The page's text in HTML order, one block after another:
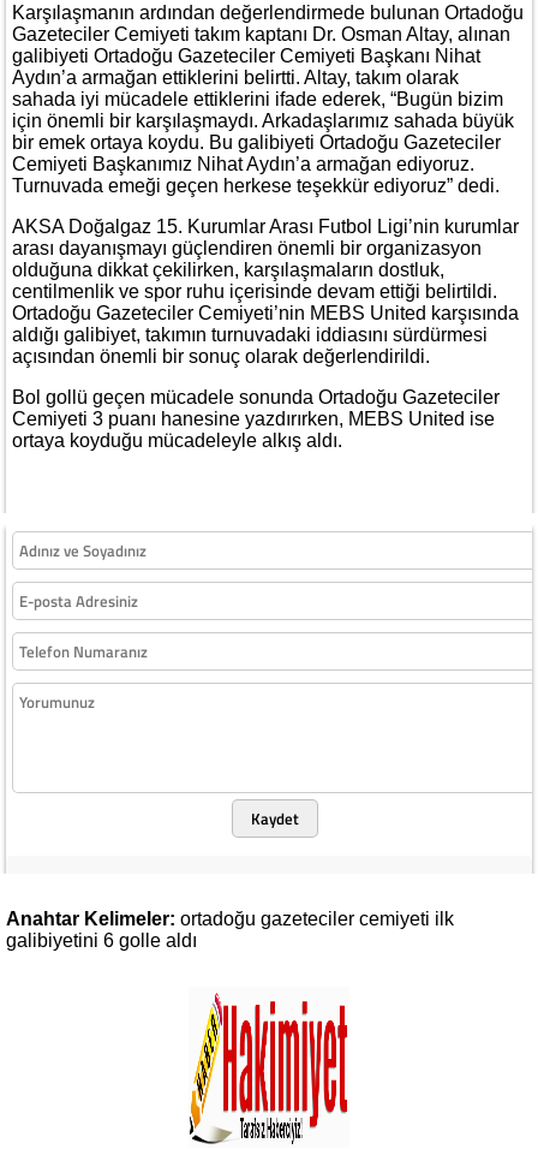
Karşılaşmanın ardından değerlendirmede bulunan Ortadoğu
Gazeteciler Cemiyeti takım kaptanı Dr. Osman Altay, alınan
galibiyeti Ortadoğu Gazeteciler Cemiyeti Başkanı Nihat
Aydın’a armağan ettiklerini belirtti. Altay, takım olarak
sahada iyi mücadele ettiklerini ifade ederek, “Bugün bizim
için önemli bir karşılaşmaydı. Arkadaşlarımız sahada büyük
bir emek ortaya koydu. Bu galibiyeti Ortadoğu Gazeteciler
Cemiyeti Başkanımız Nihat Aydın’a armağan ediyoruz.
Turnuvada emeği geçen herkese teşekkür ediyoruz” dedi.
AKSA Doğalgaz 15. Kurumlar Arası Futbol Ligi’nin kurumlar
arası dayanışmayı güçlendiren önemli bir organizasyon
olduğuna dikkat çekilirken, karşılaşmaların dostluk,
centilmenlik ve spor ruhu içerisinde devam ettiği belirtildi.
Ortadoğu Gazeteciler Cemiyeti’nin MEBS United karşısında
aldığı galibiyet, takımın turnuvadaki iddiasını sürdürmesi
açısından önemli bir sonuç olarak değerlendirildi.
Bol gollü geçen mücadele sonunda Ortadoğu Gazeteciler
Cemiyeti 3 puanı hanesine yazdırırken, MEBS United ise
ortaya koyduğu mücadeleyle alkış aldı.
Kaydet
Anahtar Kelimeler: ortadoğu gazeteciler cemiyeti ilk
galibiyetini 6 golle aldı